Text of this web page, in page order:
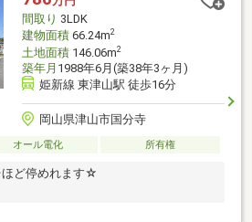
間取り 3LDK
建物面積66.24m2
土地面積146.06m2
築年月 1988年6月(築38年3ヶ月)
姫新線 東津山駅 徒歩16分
岡山県津山市国分寺
オール電化 所有権
ほど停めれます☆